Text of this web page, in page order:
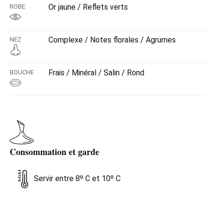
ROBE Or jaune / Reflets verts
NEZ Complexe / Notes florales / Agrumes
BOUCHE Frais / Minéral / Salin / Rond
Consommation et garde
Servir entre 8º C et 10º C